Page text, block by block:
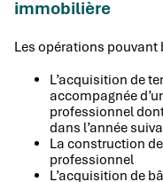
immobilière
Les opérations pouvant
L’acquisition de
accompagnée
professionnel
dans l’année
La construction
professionnel
L’acquisition de